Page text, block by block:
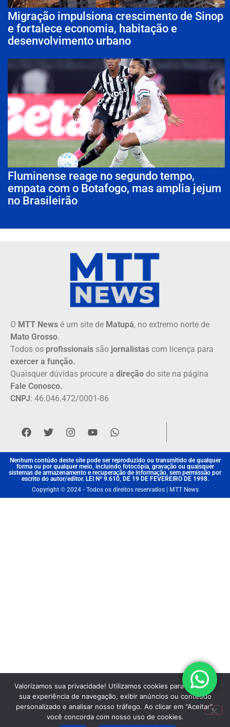
Migração impulsiona crescimento de Sinop
e fortalece economia, habitação e
desenvolvimento urbano
Fluminense reage no segundo tempo,
empata com o Botafogo, mas amplia jejum
no Brasileirão
O MTT News é um site de Matupá, no extremo norte de
Mato Grosso.
Todos os profissionais são jornalistas com licença para
exercer a função.
Quaisquer dúvidas procure a direção do site na página
Fale Conosco.
CNPJ: 46.046.472/0001-86
Nenhum contúdo deste site pode ser reproduzido ou transmitido de qualquer
forma ou por qualquer meio, incluindo fotocópia, gravação ou quaisquer
sistemas de armazenamento e recuperação de informação, sem permissão por
escrito do autor/editor. LEI Nº 9.610, DE 19 DE FEVEREIRO DE 1998.
Copyright © 2024 - Todos os direitos reservados | MTT News
Valorizamos sua privacidade! Utilizamos cookies para aprimorar
sua experiência de navegação, exibir anúncios ou conteúdo
personalizado e analisar nosso tráfego. Ao clicar em “Aceitar”,
você concorda com nosso uso de cookies.